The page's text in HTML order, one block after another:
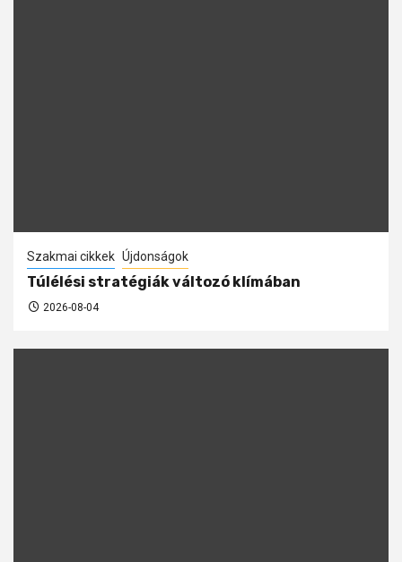
Szakmai cikkek Újdonságok
Túlélési stratégiák változó klímában
2026-08-04